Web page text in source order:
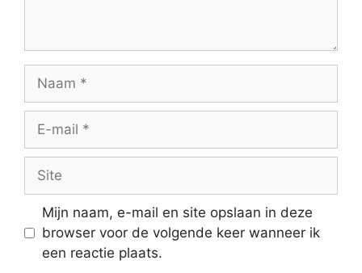
mail
Mijn naam, e-mail en site opslaan in deze
browser voor de volgende keer wanneer ik
een reactie plaats.